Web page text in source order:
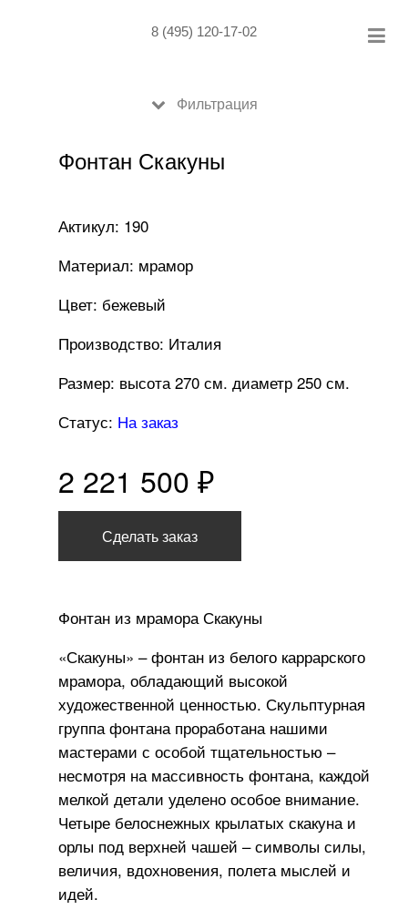
8 (495) 120-17-02
Фильтрация
Фонтан Скакуны
Актикул: 190
Материал: мрамор
Цвет: бежевый
Производство: Италия
Размер: высота 270 см. диаметр 250 см.
Статус: На заказ
2 221 500 ₽
Сделать заказ
Фонтан из мрамора Скакуны
«Скакуны» – фонтан из белого каррарского
мрамора, обладающий высокой
художественной ценностью. Скульптурная
группа фонтана проработана нашими
мастерами с особой тщательностью –
несмотря на массивность фонтана, каждой
мелкой детали уделено особое внимание.
Четыре белоснежных крылатых скакуна и
орлы под верхней чашей – символы силы,
величия, вдохновения, полета мыслей и
идей.